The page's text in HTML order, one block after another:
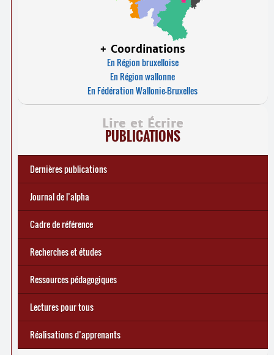
+ Coordinations
En Région bruxelloise
En Région wallonne
En Fédération Wallonie-Bruxelles
Lire et Écrire
PUBLICATIONS
Dernières publications
Réforme des allocations de chômage : premiers bilans
d’une exclusion annoncée
🎬 L’alpha populaire : c’est quoi ?
Statistiques 2025 sur les apprenant
Journal de l’alpha 241 (2
écrire demain
... Tous les articles
Journal de l’alpha
Cadre de référence
Recherches et études
Ressources pédagogiques
Lectures pour tous
Réalisations d’apprenants